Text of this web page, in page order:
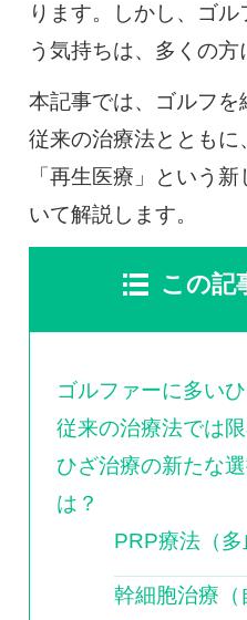
ります。しかし、ゴ
う気持ちは、多くの方
本記事では、ゴルフを
従来の治療法とともに
「再生医療」という
いて解説します。
この記
ゴルファーに多い
従来の治療法では
ひざ治療の新たな
は？
PRP療法（多
幹細胞治療（